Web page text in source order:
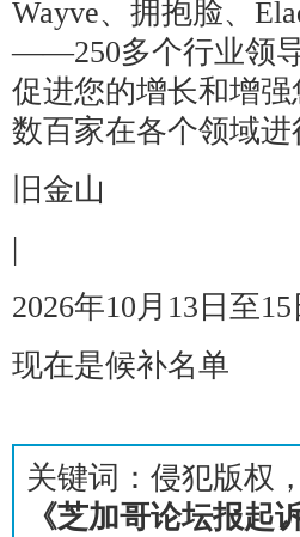
Wayve、拥抱脸、
——250多个行业领
促进您的增长和增
数百家在各个领域
旧金山
|
2026年10月13日至15
现在是候补名单
关键词：侵犯版权
《芝加哥论坛报起